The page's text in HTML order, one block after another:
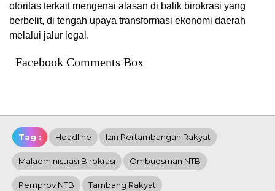
otoritas terkait mengenai alasan di balik birokrasi yang
berbelit, di tengah upaya transformasi ekonomi daerah
melalui jalur legal.
Facebook Comments Box
Tag : Headline Izin Pertambangan Rakyat
Maladministrasi Birokrasi Ombudsman NTB
Pemprov NTB Tambang Rakyat